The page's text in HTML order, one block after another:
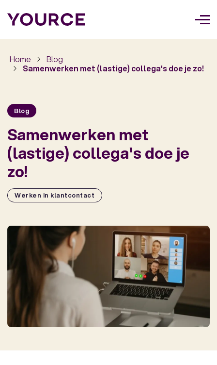
Home
Blog
Samenwerken met (lastige) collega's doe je zo!
Blog
Samenwerken met
(lastige) collega's doe je
zo!
Werken in klantcontact